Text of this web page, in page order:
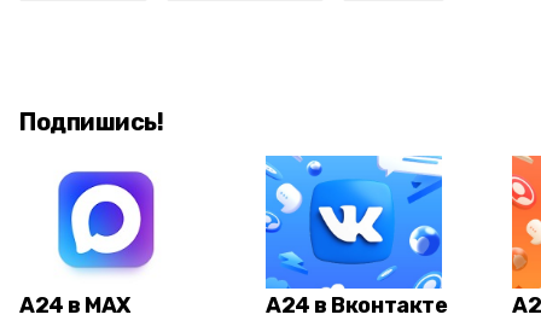
Подпишись!
А24 в MAX А24 в Вконтакте